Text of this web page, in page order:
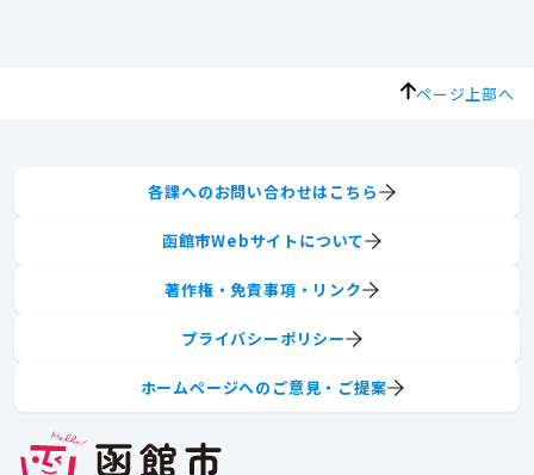
ページ上部へ
各課へのお問い合わせはこちら
函館市Webサイトについて
著作権・免責事項・リンク
プライバシーポリシー
ホームページへのご意見・ご提案